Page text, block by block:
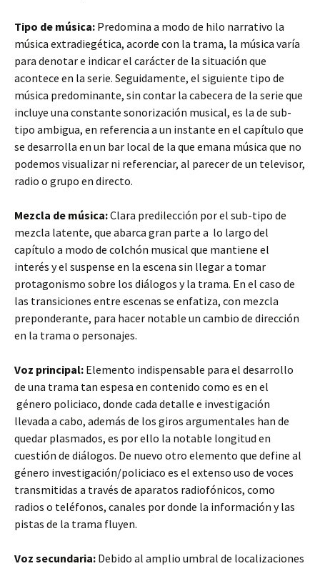
Tipo de música: Predomina a modo de hilo narrativo la
música extradiegética, acorde con la trama, la música varía
para denotar e indicar el carácter de la situación que
acontece en la serie. Seguidamente, el siguiente tipo de
música predominante, sin contar la cabecera de la serie que
incluye una constante sonorización musical, es la de sub-
tipo ambigua, en referencia a un instante en el capítulo que
se desarrolla en un bar local de la que emana música que no
podemos visualizar ni referenciar, al parecer de un televisor,
radio o grupo en directo.
Mezcla de música:Clara predilección por el sub-tipo de
mezcla latente, que abarca gran parte a lo largo del
capítulo a modo de colchón musical que mantiene el
interés y el suspense en la escena sin llegar a tomar
protagonismo sobre los diálogos y la trama. En el caso de
las transiciones entre escenas se enfatiza, con mezcla
preponderante, para hacer notable un cambio de dirección
en la trama o personajes.
Voz principal: Elemento indispensable para el desarrollo
de una trama tan espesa en contenido como es en el
género policiaco, donde cada detalle e investigación
llevada a cabo, además de los giros argumentales han de
quedar plasmados, es por ello la notable longitud en
cuestión de diálogos. De nuevo otro elemento que define al
género investigación/policiaco es el extenso uso de voces
transmitidas a través de aparatos radiofónicos, como
radios o teléfonos, canales por donde la información y las
pistas de la trama fluyen.
Voz secundaria: Debido al amplio umbral de localizaciones